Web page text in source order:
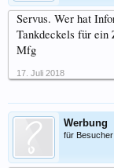
Servus. Wer hat
Tankdeckels für ein
Mfg
17. Juli 2018
Werbung
für Besucher